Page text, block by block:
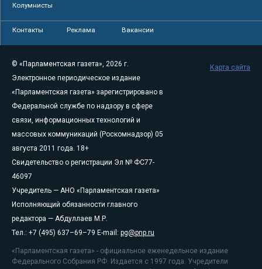
Колумнисты
Контакты Реклама Вакансии
© «Парламентская газета», 2026 г.
Электронное периодическое издание
«Парламентская газета» зарегистрировано в
Федеральной службе по надзору в сфере
связи, информационных технологий и
массовых коммуникаций (Роскомнадзор) 05
августа 2011 года. 18+
Свидетельство о регистрации Эл № ФС77-
46097
Учредитель — АНО «Парламентская газета»
Исполняющий обязанности главного
редактора — Абдуллаев М.Р.
Тел.: +7 (495) 637–69–79 E-mail: pg@pnp.ru
«Парламентская газета» - официальное еженедельное издание
Федерального Собрания РФ. Издается с 1997 года. Учредители
Карта сайта